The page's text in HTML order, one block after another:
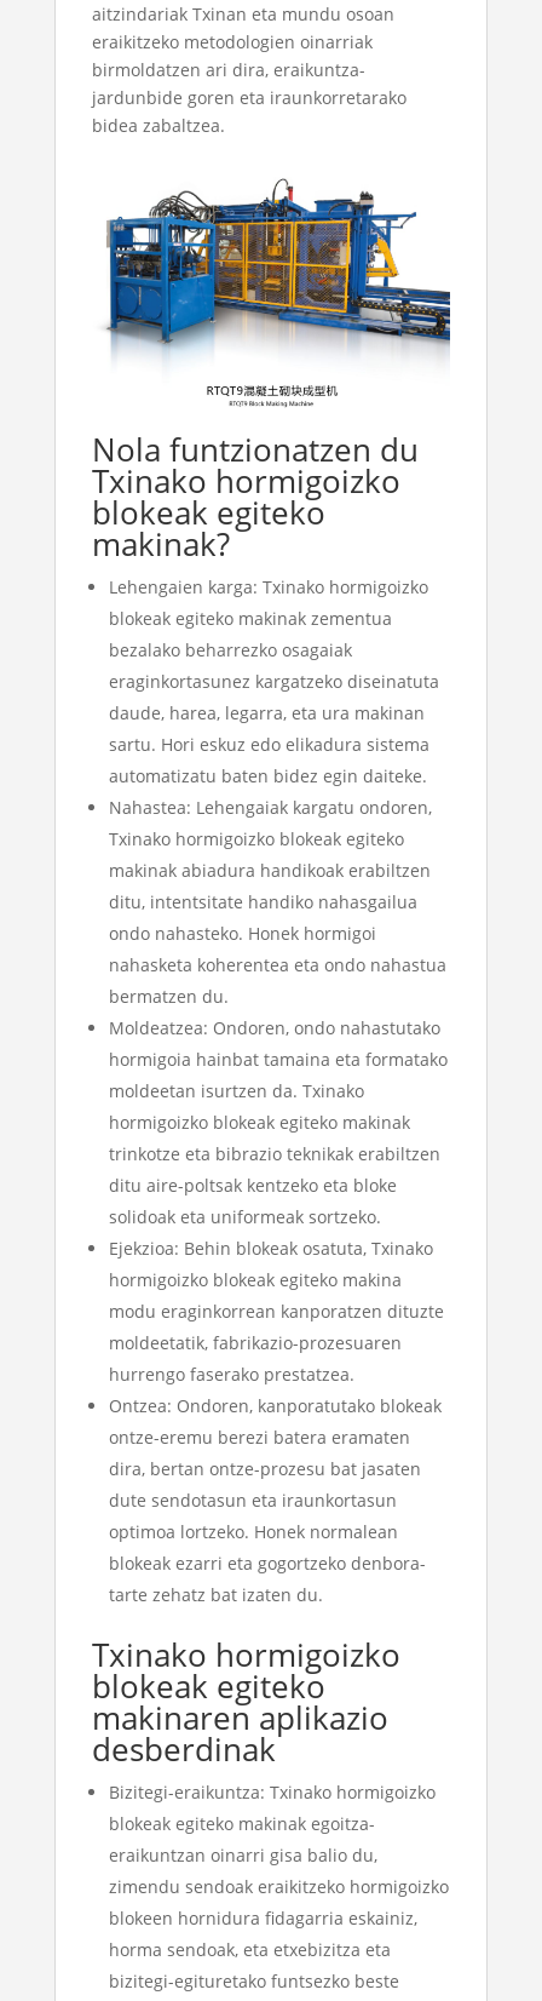
aitzindariak Txinan eta mundu osoan
eraikitzeko metodologien oinarriak
birmoldatzen ari dira, eraikuntza-
jardunbide goren eta iraunkorretarako
bidea zabaltzea.
Nola funtzionatzen du
Txinako hormigoizko
blokeak egiteko
makinak?
Lehengaien karga: Txinako hormigoizko
blokeak egiteko makinak zementua
bezalako beharrezko osagaiak
eraginkortasunez kargatzeko diseinatuta
daude, harea, legarra, eta ura makinan
sartu. Hori eskuz edo elikadura sistema
automatizatu baten bidez egin daiteke.
Nahastea: Lehengaiak kargatu ondoren,
Txinako hormigoizko blokeak egiteko
makinak abiadura handikoak erabiltzen
ditu, intentsitate handiko nahasgailua
ondo nahasteko. Honek hormigoi
nahasketa koherentea eta ondo nahastua
bermatzen du.
Moldeatzea: Ondoren, ondo nahastutako
hormigoia hainbat tamaina eta formatako
moldeetan isurtzen da. Txinako
hormigoizko blokeak egiteko makinak
trinkotze eta bibrazio teknikak erabiltzen
ditu aire-poltsak kentzeko eta bloke
solidoak eta uniformeak sortzeko.
Ejekzioa: Behin blokeak osatuta, Txinako
hormigoizko blokeak egiteko makina
modu eraginkorrean kanporatzen dituzte
moldeetatik, fabrikazio-prozesuaren
hurrengo faserako prestatzea.
Ontzea: Ondoren, kanporatutako blokeak
ontze-eremu berezi batera eramaten
dira, bertan ontze-prozesu bat jasaten
dute sendotasun eta iraunkortasun
optimoa lortzeko. Honek normalean
blokeak ezarri eta gogortzeko denbora-
tarte zehatz bat izaten du.
Txinako hormigoizko
blokeak egiteko
makinaren aplikazio
desberdinak
Bizitegi-eraikuntza: Txinako hormigoizko
blokeak egiteko makinak egoitza-
eraikuntzan oinarri gisa balio du,
zimendu sendoak eraikitzeko hormigoizko
blokeen hornidura fidagarria eskainiz,
horma sendoak, eta etxebizitza eta
bizitegi-egituretako funtsezko beste